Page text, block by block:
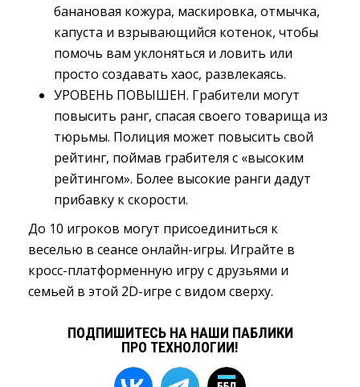
банановая кожура, маскировка, отмычка,
капуста и взрывающийся котенок, чтобы
помочь вам уклоняться и ловить или
просто создавать хаос, развлекаясь.
УРОВЕНЬ ПОВЫШЕН. Грабители могут
повысить ранг, спасая своего товарища из
тюрьмы. Полиция может повысить свой
рейтинг, поймав грабителя с «высоким
рейтингом». Более высокие ранги дадут
прибавку к скорости.
До 10 игроков могут присоединиться к
веселью в сеансе онлайн-игры. Играйте в
кросс-платформенную игру с друзьями и
семьей в этой 2D-игре с видом сверху.
ПОДПИШИТЕСЬ НА НАШИ ПАБЛИКИ
ПРО ТЕХНОЛОГИИ!